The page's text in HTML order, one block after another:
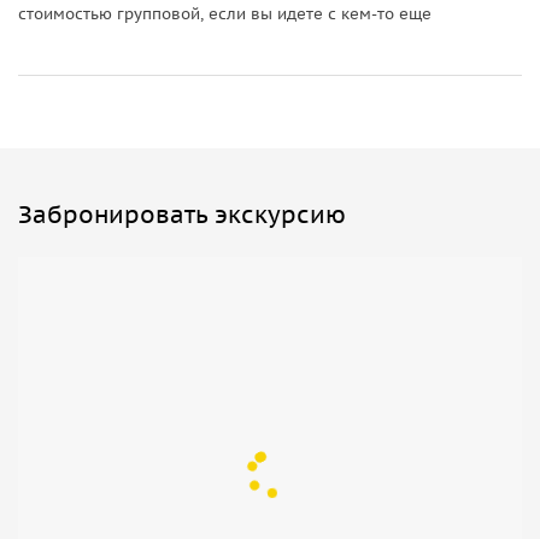
стоимостью групповой, если вы идете с кем-то еще
Забронировать экскурсию